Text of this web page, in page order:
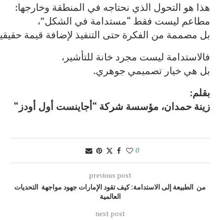
هذا هو التحول الذي نحتاجه في المنطقة وخارجها:
مطاعم ليست فقط “مستدامة في الشكل”،
بل مصممة من الفكرة حتى التنفيذ لإضافة قيمة
فالاستدامة ليست مجرد خانة للتأشير،
بل هي خيار تصميمي جوهري.
بقلم:
زينة حمدان، مؤسسة شركة “أجاينست أول أودز “
0
previous post
من الطبيعة إلى الاستدامة: كيف تقود الإمارات جهود مواجهة التحديات
العالمية
next post